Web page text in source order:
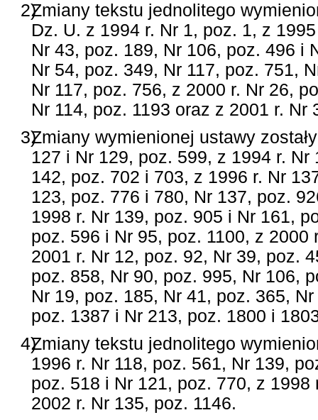
2)Zmiany tekstu jednolitego
Dz. U. z 1994 r. Nr 1, poz. 1, z
Nr 43, poz. 189, Nr 106, poz. 496 i
Nr 54, poz. 349, Nr 117, poz. 751,
Nr 117, poz. 756, z 2000 r. Nr 26,
Nr 114, poz. 1193 oraz z 2001 r. Nr
3)Zmiany wymienionej ustawy
127 i Nr 129, poz. 599, z 1994 r.
142, poz. 702 i 703, z 1996 r. Nr
123, poz. 776 i 780, Nr 137, poz.
1998 r. Nr 139, poz. 905 i Nr 161,
poz. 596 i Nr 95, poz. 1100, z
2001 r. Nr 12, poz. 92, Nr 39, poz.
poz. 858, Nr 90, poz. 995, Nr 106,
Nr 19, poz. 185, Nr 41, poz. 365,
poz. 1387 i Nr 213, poz. 1800 i
4)Zmiany tekstu jednolitego
1996 r. Nr 118, poz. 561, Nr 139,
poz. 518 i Nr 121, poz. 770, z
2002 r. Nr 135, poz. 1146.